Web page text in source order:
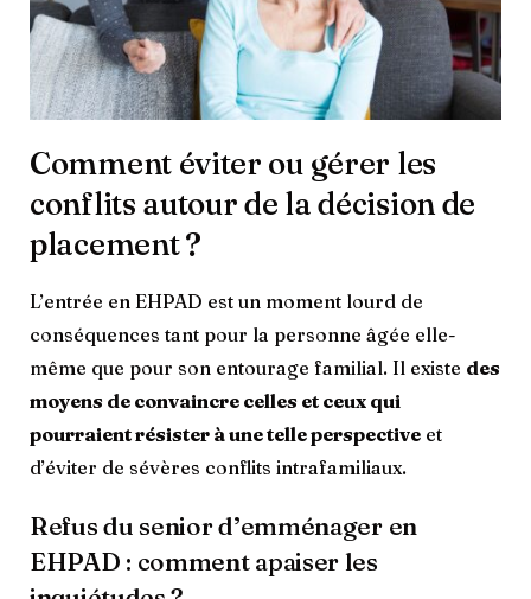
Comment éviter ou gérer les
conflits autour de la décision de
placement ?
L’entrée en EHPAD est un moment lourd de
conséquences tant pour la personne âgée elle-
même que pour son entourage familial. Il existe des
moyens de convaincre celles et ceux qui
pourraient résister à une telle perspective et
d’éviter de sévères conflits intrafamiliaux.
Refus du senior d’emménager en
EHPAD : comment apaiser les